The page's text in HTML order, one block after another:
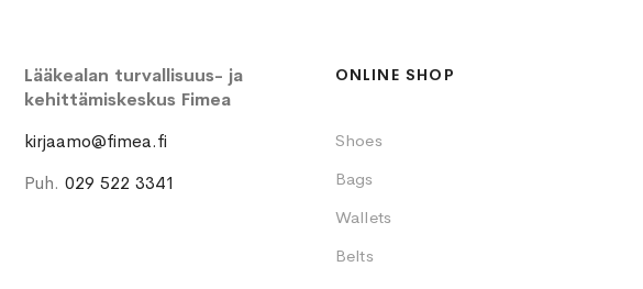
Lääkealan turvallisuus- ja
kehittämiskeskus Fimea
kirjaamo@fimea.fi
Puh.029 522 3341
ONLINE SHOP
Shoes
Bags
Wallets
Belts